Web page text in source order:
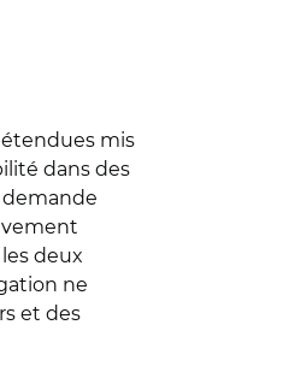
mis
dans des
deux
ne
et des